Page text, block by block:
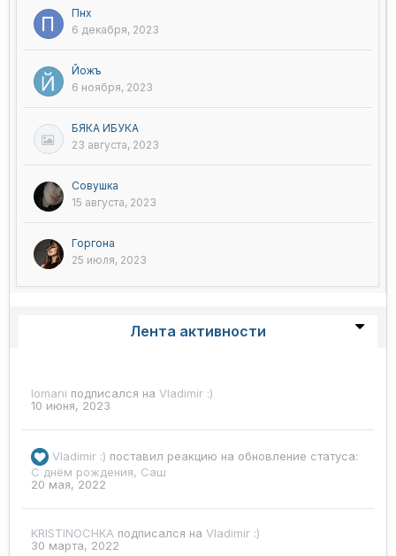
Пнх
6 декабря, 2023
Йожъ
6 ноября, 2023
БЯКА ИБУКА
23 августа, 2023
Совушка
15 августа, 2023
Горгона
25 июля, 2023
Лента активности
lomani подписался на Vladimir :)
10 июня, 2023
Vladimir :) поставил реакцию на обновление статуса:
С днём рождения, Саш
20 мая, 2022
KRISTINOCHKA подписался на Vladimir :)
30 марта, 2022